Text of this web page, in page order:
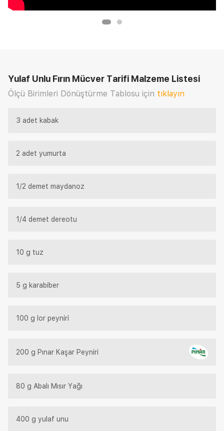
Yulaf Unlu Fırın Mücver Tarifi Malzeme Listesi
Ölçü Birimleri Dönüştürme Tablosu için tıklayın
3 adet kabak
2 adet yumurta
1/2 demet maydanoz
1/4 demet dereotu
10 g tuz
5 g karabiber
100 g lor peyniri
200 g Pınar Kaşar Peyniri
80 g Abalı Mısır Yağı
400 g yulaf unu